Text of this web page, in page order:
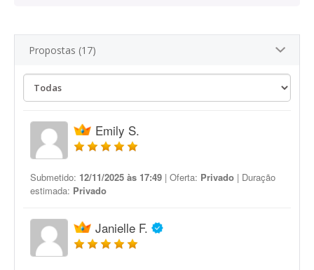
Propostas (17)
Emily S.
Submetido: 12/11/2025 às 17:49 | Oferta: Privado | Duração
estimada: Privado
Janielle F.